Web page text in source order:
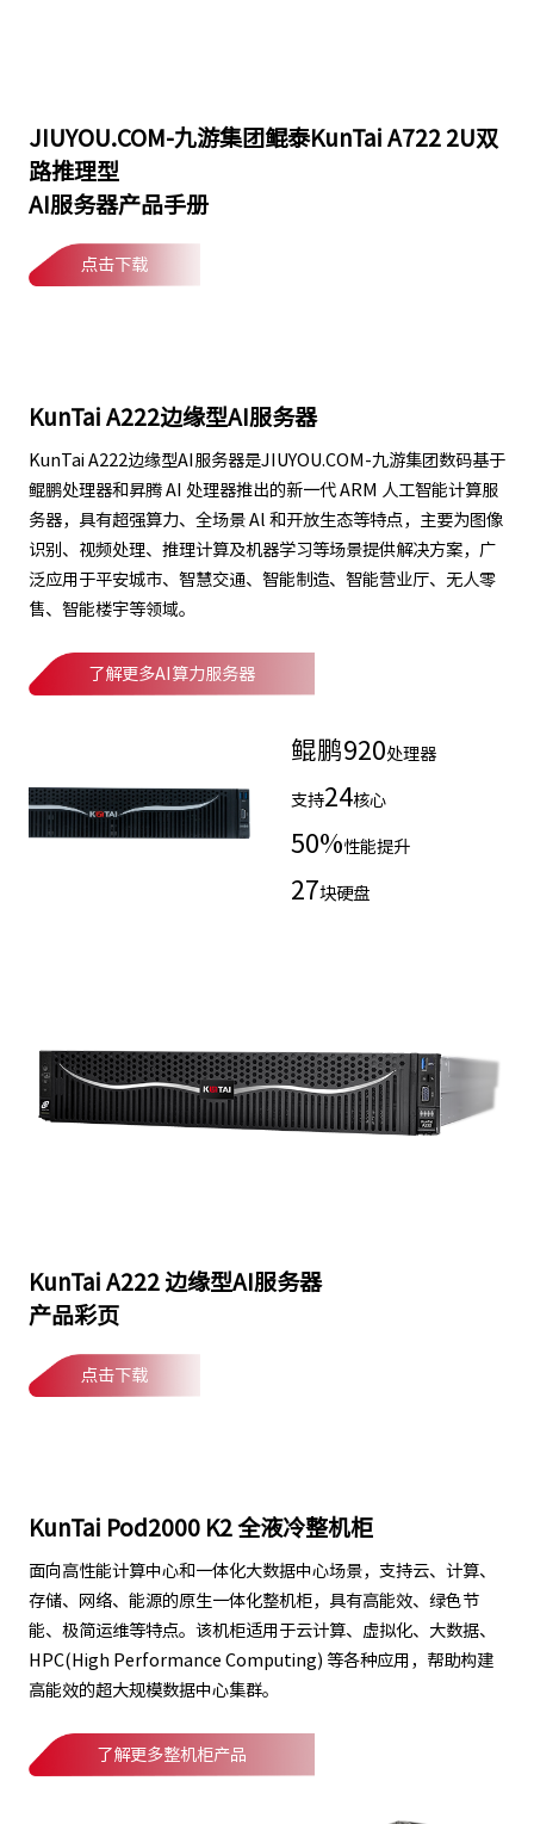
JIUYOU.COM-九游集团鲲泰KunTai A722 2U双
路推理型
AI服务器产品手册
点击下载
KunTai A222边缘型AI服务器
KunTai A222边缘型AI服务器是JIUYOU.COM-九游集团数码基于
鲲鹏处理器和昇腾 AI 处理器推出的新一代 ARM 人工智能计算服
务器，具有超强算力、全场景 Al 和开放生态等特点，主要为图像
识别、视频处理、推理计算及机器学习等场景提供解决方案，广
泛应用于平安城市、智慧交通、智能制造、智能营业厅、无人零
售、智能楼宇等领域。
了解更多AI算力服务器
鲲鹏920处理器
支持24核心
50%性能提升
27块硬盘
KunTai A222 边缘型AI服务器
产品彩页
点击下载
KunTai Pod2000 K2 全液冷整机柜
面向高性能计算中心和一体化大数据中心场景，支持云、计算、
存储、网络、能源的原生一体化整机柜，具有高能效、绿色节
能、极简运维等特点。该机柜适用于云计算、虚拟化、大数据、
HPC(High Performance Computing) 等各种应用，帮助构建
高能效的超大规模数据中心集群。
了解更多整机柜产品